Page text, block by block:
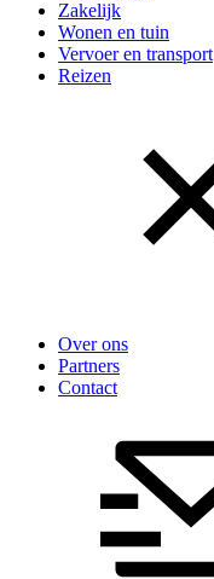
Zakelijk
Wonen en tuin
Vervoer en transport
Reizen
Over ons
Partners
Contact